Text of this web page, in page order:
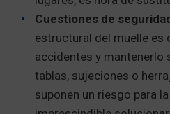
Cuestiones de
estructural del muelle es
accidentes y mantenerlo
tablas, sujeciones o
suponen un riesgo para